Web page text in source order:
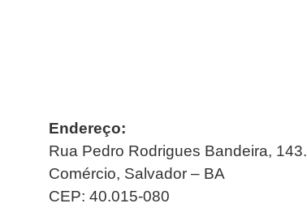
Endereço:
Rua Pedro Rodrigues Bandeira, 143.
Comércio, Salvador – BA
CEP: 40.015-080